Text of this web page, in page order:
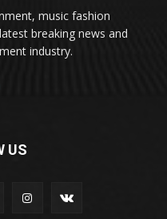
music fashion
breaking news and
industry.
US